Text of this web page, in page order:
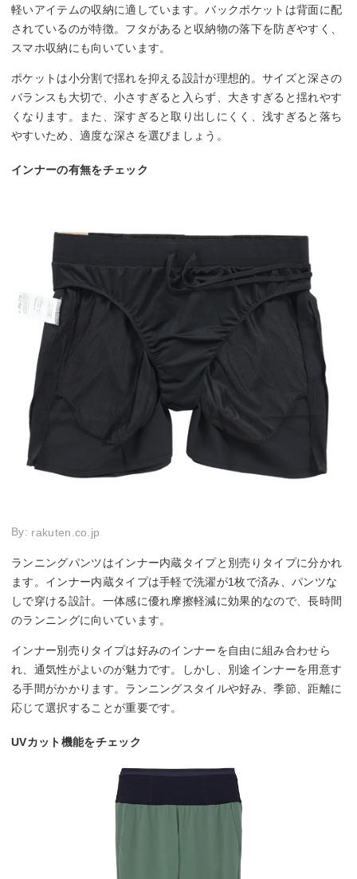
軽いアイテムの収納に適しています。バックポケットは背面に配
されているのが特徴。フタがあると収納物の落下を防ぎやすく、
スマホ収納にも向いています。
ポケットは小分割で揺れを抑える設計が理想的。サイズと深さの
バランスも大切で、小さすぎると入らず、大きすぎると揺れやす
くなります。また、深すぎると取り出しにくく、浅すぎると落ち
やすいため、適度な深さを選びましょう。
インナーの有無をチェック
By: rakuten.co.jp
ランニングパンツはインナー内蔵タイプと別売りタイプに分かれ
ます。インナー内蔵タイプは手軽で洗濯が1枚で済み、パンツな
しで穿ける設計。一体感に優れ摩擦軽減に効果的なので、長時間
のランニングに向いています。
インナー別売りタイプは好みのインナーを自由に組み合わせら
れ、通気性がよいのが魅力です。しかし、別途インナーを用意す
る手間がかかります。ランニングスタイルや好み、季節、距離に
応じて選択することが重要です。
UVカット機能をチェック